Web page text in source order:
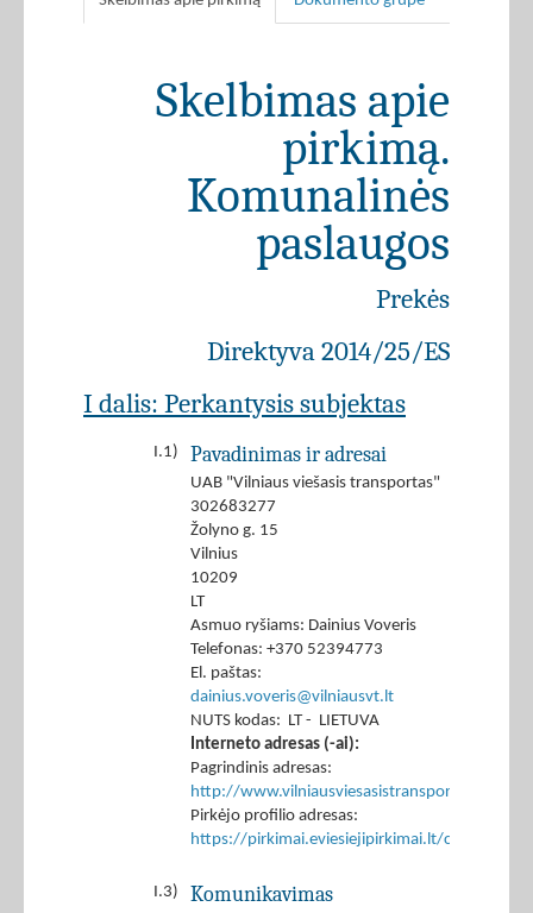
Skelbimas apie
pirkimą.
Komunalinės
paslaugos
Prekės
Direktyva 2014/25/ES
I dalis: Perkantysis subjektas
I.1) Pavadinimas ir adresai
UAB "Vilniaus viešasis transportas"
302683277
Žolyno g. 15
Vilnius
10209
LT
Asmuo ryšiams: Dainius Voveris
Telefonas: +370 52394773
El. paštas:
dainius.voveris@vilniausvt.lt
NUTS kodas: LT - LIETUVA
Interneto adresas (-ai):
Pagrindinis adresas:
http://www.vilniausviesasistransportas.lt
Pirkėjo profilio adresas:
https://pirkimai.eviesiejipirkimai.lt/ctm/
I.3) Komunikavimas